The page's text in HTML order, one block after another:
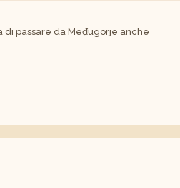
di passare da Međugorje anche